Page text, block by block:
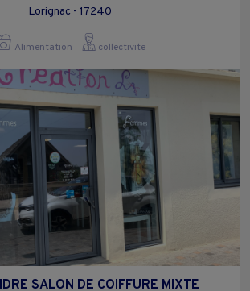
Lorignac - 17240
Alimentation collectivite
SALON DE COIFFURE MIXTE